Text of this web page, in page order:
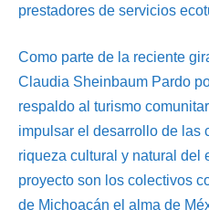
prestadores de servicios
Como parte de la reciente
Claudia Sheinbaum Pardo
respaldo al turismo
impulsar el desarrollo de las
riqueza cultural y natural del
proyecto son los colectivos
de Michoacán el alma de